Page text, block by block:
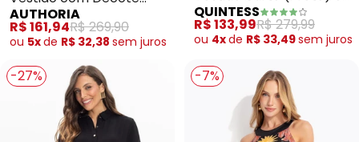
Assimétrico (Preto)
AUTHORIA
R$ 161,94R$ 269,90
ou 5xde R$ 32,38 sem juros
Tecido de Alfaiataria
QUINTESS
R$ 133,99R$ 279,99
ou 4xde R$ 33,49sem juros
-27% -7%